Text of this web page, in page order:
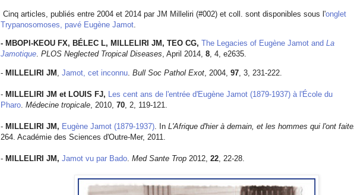
Cinq articles, publiés entre 2004 et 2014 par JM Milleliri (#002) et coll. sont disponibles sous l'onglet
Trypanosomoses, pavé Eugène Jamot.
- MBOPI-KEOU FX, BÉLEC L, MILLELIRI JM, TEO CG, The Legacies of Eugène Jamot and La
Jamotique. PLOS Neglected Tropical Diseases, April 2014, 8, 4, e2635.
- MILLELIRI JM Jamot, cet inconnu Bull Soc Pathol Exot , 2004, 97 , 3, 231-222.
- MILLELIRI JM et LOUIS FJ, Les cent ans de l'entrée d'Eugène Jamot (1879-1937) à l'École du
Pharo Médecine tropicale , 2010, 70 , 2, 119-121.
- MILLELIRI JM, Eugène Jamot (1879-1937) . In L'Afrique d'hier à demain, et les hommes qui l'ont faite.
264. Académie des Sciences d'Outre-Mer, 2011.
- MILLELIRI JM, Jamot vu par Bado Med Sante Trop 2012, 22 , 22-28.